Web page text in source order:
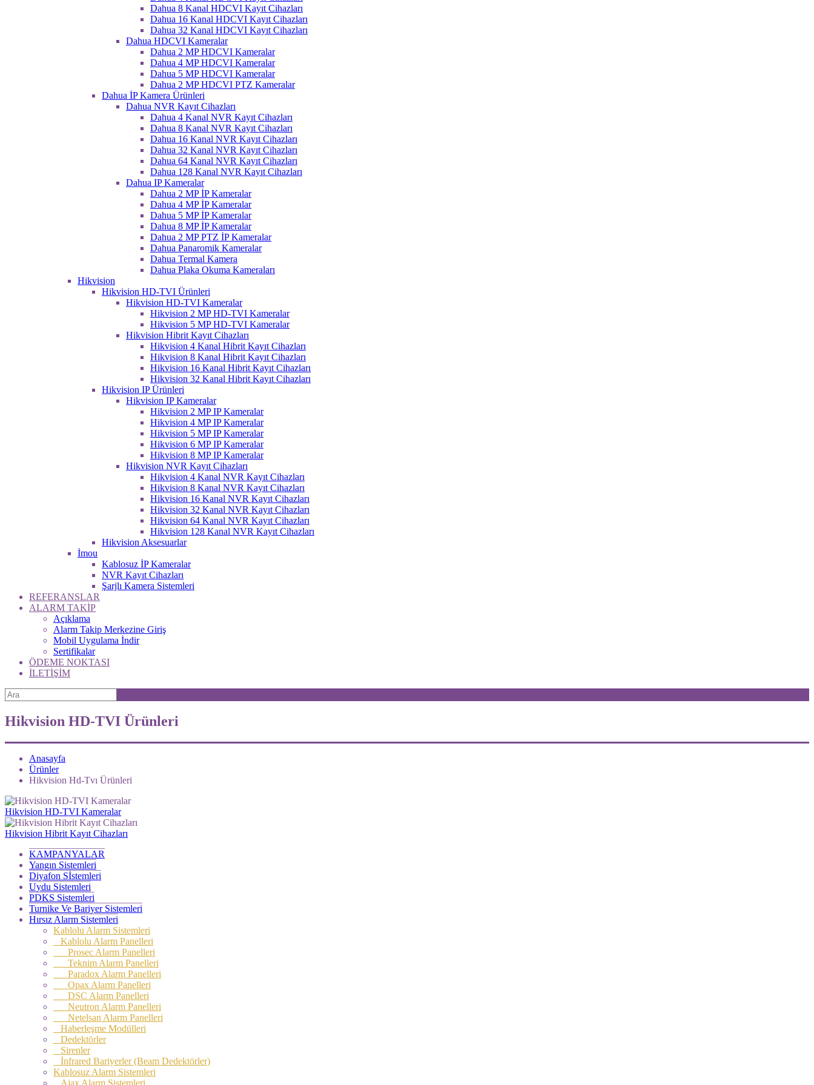
Dahua 8 Kanal HDCVI Kayıt Cihazları
Dahua 16 Kanal HDCVI Kayıt Cihazları
Dahua 32 Kanal HDCVI Kayıt Cihazları
Dahua HDCVI Kameralar
Dahua 2 MP HDCVI Kameralar
Dahua 4 MP HDCVI Kameralar
Dahua 5 MP HDCVI Kameralar
Dahua 2 MP HDCVI PTZ Kameralar
Dahua İP Kamera Ürünleri
Dahua NVR Kayıt Cihazları
Dahua 4 Kanal NVR Kayıt Cihazları
Dahua 8 Kanal NVR Kayıt Cihazları
Dahua 16 Kanal NVR Kayıt Cihazları
Dahua 32 Kanal NVR Kayıt Cihazları
Dahua 64 Kanal NVR Kayıt Cihazları
Dahua 128 Kanal NVR Kayıt Cihazları
Dahua IP Kameralar
Dahua 2 MP İP Kameralar
Dahua 4 MP İP Kameralar
Dahua 5 MP İP Kameralar
Dahua 8 MP İP Kameralar
Dahua 2 MP PTZ İP Kameralar
Dahua Panaromik Kameralar
Dahua Termal Kamera
Dahua Plaka Okuma Kameraları
Hikvision
Hikvision HD-TVI Ürünleri
Hikvision HD-TVI Kameralar
Hikvision 2 MP HD-TVI Kameralar
Hikvision 5 MP HD-TVI Kameralar
Hikvision Hibrit Kayıt Cihazları
Hikvision 4 Kanal Hibrit Kayıt Cihazları
Hikvision 8 Kanal Hibrit Kayıt Cihazları
Hikvision 16 Kanal Hibrit Kayıt Cihazları
Hikvision 32 Kanal Hibrit Kayıt Cihazları
Hikvision IP Ürünleri
Hikvision IP Kameralar
Hikvision 2 MP IP Kameralar
Hikvision 4 MP IP Kameralar
Hikvision 5 MP IP Kameralar
Hikvision 6 MP IP Kameralar
Hikvision 8 MP IP Kameralar
Hikvision NVR Kayıt Cihazları
Hikvision 4 Kanal NVR Kayıt Cihazları
Hikvision 8 Kanal NVR Kayıt Cihazları
Hikvision 16 Kanal NVR Kayıt Cihazları
Hikvision 32 Kanal NVR Kayıt Cihazları
Hikvision 64 Kanal NVR Kayıt Cihazları
Hikvision 128 Kanal NVR Kayıt Cihazları
Hikvision Aksesuarlar
İmou
Kablosuz İP Kameralar
NVR Kayıt Cihazları
Şarjlı Kamera Sistemleri
REFERANSLAR
ALARM TAKİP
Açıklama
Alarm Takip Merkezine Giriş
Mobil Uygulama İndir
Sertifikalar
ÖDEME NOKTASI
İLETİŞİM
Hikvision HD-TVI Ürünleri
Anasayfa
Ürünler
Hikvision Hd-Tvı Ürünleri
Hikvision HD-TVI Kameralar
Hikvision Hibrit Kayıt Cihazları
KAMPANYALAR
Yangın Sistemleri
Diyafon Sİstemleri
Uydu Sistemleri
PDKS Sistemleri
Turnike Ve Bariyer Sistemleri
Hırsız Alarm Sistemleri
Kablolu Alarm Sistemleri
Kablolu Alarm Panelleri
Prosec Alarm Panelleri
Teknim Alarm Panelleri
Paradox Alarm Panelleri
Opax Alarm Panelleri
DSC Alarm Panelleri
Neutron Alarm Panelleri
Netelsan Alarm Panelleri
Haberleşme Modülleri
Dedektörler
Sirenler
İnfrared Bariyerler (Beam Dedektörler)
Kablosuz Alarm Sistemleri
Ajax Alarm Sistemleri